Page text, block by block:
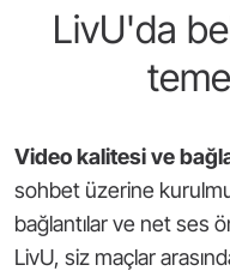
LivU'da
Video kalitesi ve
sohbet üzerine
bağlantılar ve net ses
LivU, siz maçlar